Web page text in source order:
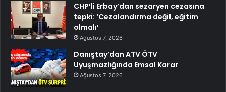
CHP’li Erbay’dan sezaryen cezasına
tepki: ‘Cezalandırma değil, eğitim
olmalı’
Ağustos 7, 2026
Danıştay’dan ATV ÖTV
Uyuşmazlığında Emsal Karar
Ağustos 7, 2026